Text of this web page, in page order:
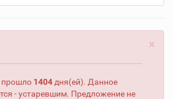
×
прошло 1404 дня(ей). Данное
- устаревшим. Предложение не